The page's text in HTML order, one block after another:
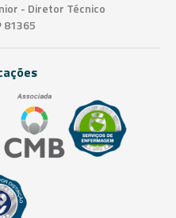
- Diretor Técnico
81365